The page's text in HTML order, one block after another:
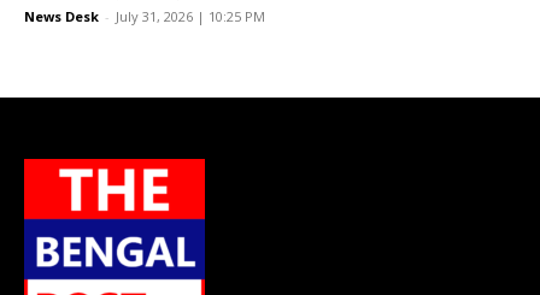
News Desk - July 31, 2026 | 10:25 PM